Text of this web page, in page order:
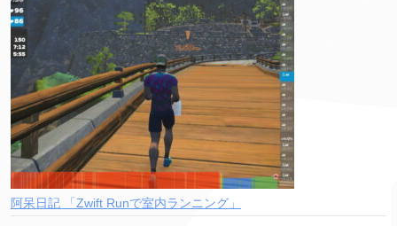
阿呆日記 「Zwift Runで室内ランニング」